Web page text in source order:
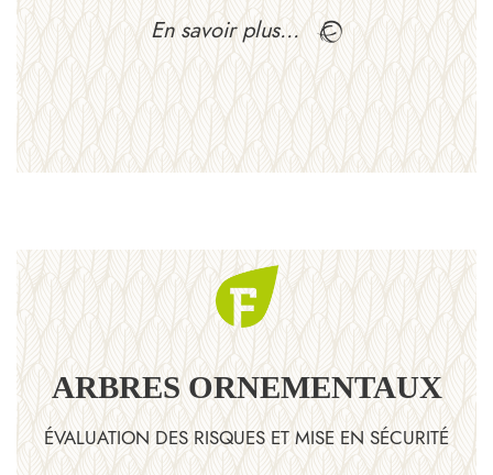
En savoir plus…
ARBRES ORNEMENTAUX
ÉVALUATION DES RISQUES ET MISE EN SÉCURITÉ